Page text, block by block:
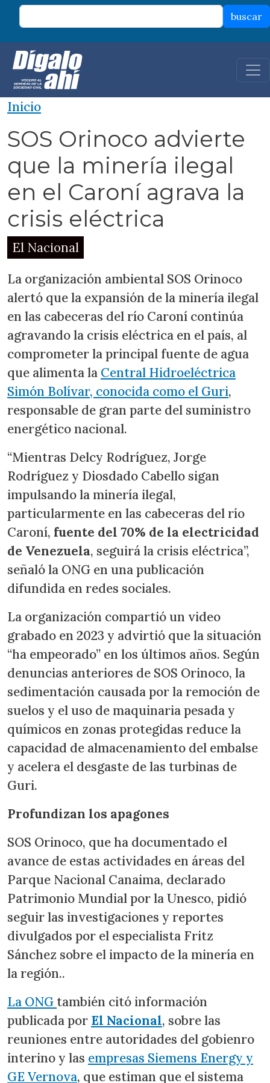
Pasar al contenido principal
buscar
Inicio
SOS Orinoco advierte
que la minería ilegal
en el Caroní agrava la
crisis eléctrica
El Nacional
La organización ambiental SOS Orinoco
alertó que la expansión de la minería ilegal
en las cabeceras del río Caroní continúa
agravando la crisis eléctrica en el país, al
comprometer la principal fuente de agua
que alimenta la Central Hidroeléctrica
Simón Bolívar, conocida como el Guri,
responsable de gran parte del suministro
energético nacional.
“Mientras Delcy Rodríguez, Jorge
Rodríguez y Diosdado Cabello sigan
impulsando la minería ilegal,
particularmente en las cabeceras del río
Caroní, fuente del 70% de la electricidad
de Venezuela, seguirá la crisis eléctrica”,
señaló la ONG en una publicación
difundida en redes sociales.
La organización compartió un video
grabado en 2023 y advirtió que la situación
“ha empeorado” en los últimos años. Según
denuncias anteriores de SOS Orinoco, la
sedimentación causada por la remoción de
suelos y el uso de maquinaria pesada y
químicos en zonas protegidas reduce la
capacidad de almacenamiento del embalse
y acelera el desgaste de las turbinas de
Guri.
Profundizan los apagones
SOS Orinoco, que ha documentado el
avance de estas actividades en áreas del
Parque Nacional Canaima, declarado
Patrimonio Mundial por la Unesco, pidió
seguir las investigaciones y reportes
divulgados por el especialista Fritz
Sánchez sobre el impacto de la minería en
la región..
La ONG también citó información
publicada por El Nacional, sobre las
reuniones entre autoridades del gobienro
interino y las empresas Siemens Energy y
GE Vernova, que estiman que el sistema